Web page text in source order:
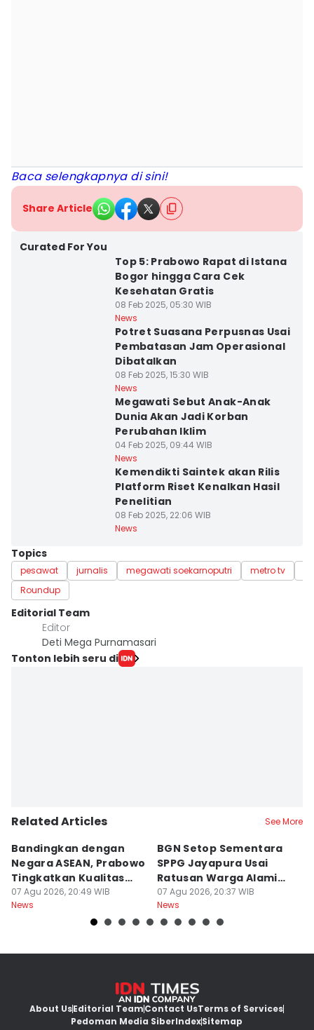
Baca selengkapnya di sini!
Share Article
Curated For You
Top 5: Prabowo Rapat di Istana
Bogor hingga Cara Cek
Kesehatan Gratis
08 Feb 2025, 05:30 WIB
News
Potret Suasana Perpusnas Usai
Pembatasan Jam Operasional
Dibatalkan
08 Feb 2025, 15:30 WIB
News
Megawati Sebut Anak-Anak
Dunia Akan Jadi Korban
Perubahan Iklim
04 Feb 2025, 09:44 WIB
News
Kemendikti Saintek akan Rilis
Platform Riset Kenalkan Hasil
Penelitian
08 Feb 2025, 22:06 WIB
News
Topics
pesawat jurnalis megawati soekarnoputri metro tv
Roundup
Editorial Team
Editor
Deti Mega Purnamasari
Tonton lebih seru di
Related Articles See More
Bandingkan dengan
Negara ASEAN, Prabowo
Tingkatkan Kualitas
Buku Ajar SD-SMA
07 Agu 2026, 20:49 WIB
News
BGN Setop Sementara
SPPG Jayapura Usai
Ratusan Warga Alami
Keracunan
07 Agu 2026, 20:37 WIB
News
About UsEditorial TeamContact UsTerms of Services
Pedoman Media SiberIndexSitemap